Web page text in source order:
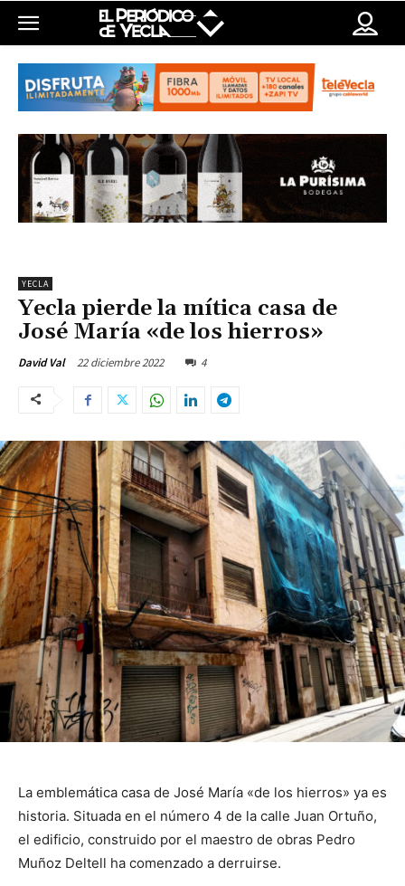
YECLA
Yecla pierde la mítica casa de
José María «de los hierros»
David Val 22 diciembre 2022 4
La emblemática casa de José María «de los hierros» ya es
historia. Situada en el número 4 de la calle Juan Ortuño,
el edificio, construido por el maestro de obras Pedro
Muñoz Deltell ha comenzado a derruirse.